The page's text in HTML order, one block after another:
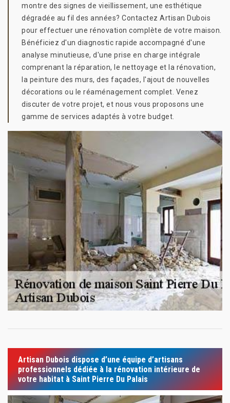
montre des signes de vieillissement, une esthétique
dégradée au fil des années? Contactez Artisan Dubois
pour effectuer une rénovation complète de votre maison.
Bénéficiez d'un diagnostic rapide accompagné d'une
analyse minutieuse, d'une prise en charge intégrale
comprenant la réparation, le nettoyage et la rénovation,
la peinture des murs, des façades, l'ajout de nouvelles
décorations ou le réaménagement complet. Venez
discuter de votre projet, et nous vous proposons une
gamme de services adaptés à votre budget.
Artisan Dubois dispose d’une équipe d’artisans
professionnels dédiée à la rénovation intérieure de
votre habitat à Saint Pierre Du Palais